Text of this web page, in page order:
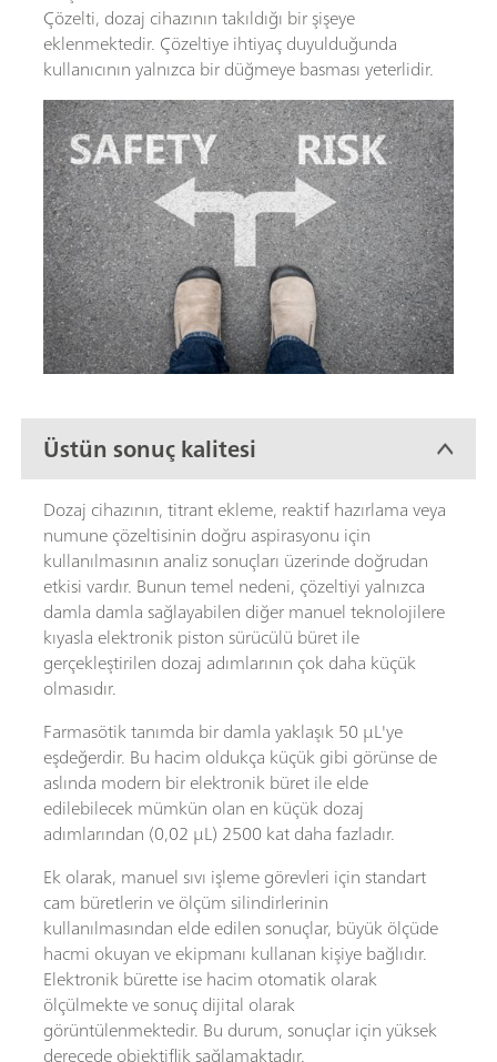
Çözelti, dozaj cihazının takıldığı bir şişeye
eklenmektedir. Çözeltiye ihtiyaç duyulduğunda
kullanıcının yalnızca bir düğmeye basması yeterlidir.
Üstün sonuç kalitesi
Dozaj cihazının, titrant ekleme, reaktif hazırlama veya
numune çözeltisinin doğru aspirasyonu için
kullanılmasının analiz sonuçları üzerinde doğrudan
etkisi vardır. Bunun temel nedeni, çözeltiyi yalnızca
damla damla sağlayabilen diğer manuel teknolojilere
kıyasla elektronik piston sürücülü büret ile
gerçekleştirilen dozaj adımlarının çok daha küçük
olmasıdır.
Farmasötik tanımda bir damla yaklaşık 50 µL'ye
eşdeğerdir. Bu hacim oldukça küçük gibi görünse de
aslında modern bir elektronik büret ile elde
edilebilecek mümkün olan en küçük dozaj
adımlarından (0,02 µL) 2500 kat daha fazladır.
Ek olarak, manuel sıvı işleme görevleri için standart
cam büretlerin ve ölçüm silindirlerinin
kullanılmasından elde edilen sonuçlar, büyük ölçüde
hacmi okuyan ve ekipmanı kullanan kişiye bağlıdır.
Elektronik bürette ise hacim otomatik olarak
ölçülmekte ve sonuç dijital olarak
görüntülenmektedir. Bu durum, sonuçlar için yüksek
derecede objektiflik sağlamaktadır.